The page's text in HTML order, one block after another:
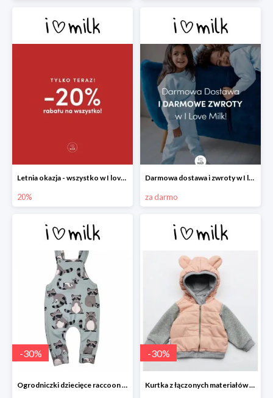
Letnia okazja - wszystko w I love Milk -20%
20%
Darmowa dostawa i zwroty w I love Milk
za darmo
-30%
Ogrodniczki dziecięce raccoon print -30%
-30%
Kurtka z łączonych materiałów -30%